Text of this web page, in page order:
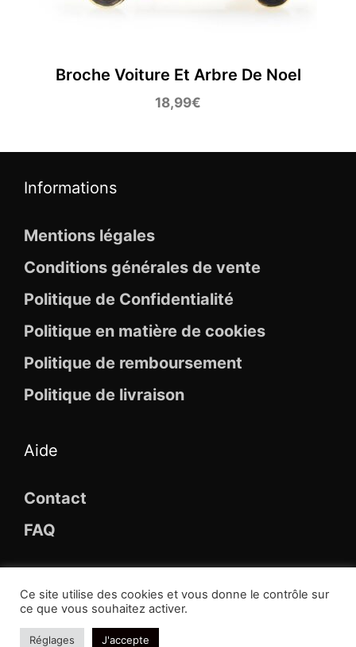
Broche Voiture Et Arbre De Noel
18,99€
Informations
Mentions légales
Conditions générales de vente
Politique de Confidentialité
Politique en matière de cookies
Politique de remboursement
Politique de livraison
Aide
Contact
FAQ
© 2026 Maison Des Broches
Ce site utilise des cookies et vous donne le contrôle sur
ce que vous souhaitez activer.
Réglages J'accepte